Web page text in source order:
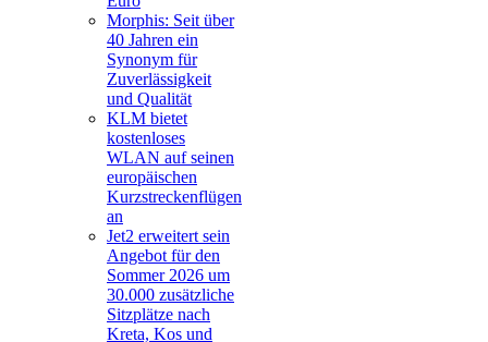
Morphis: Seit über
40 Jahren ein
Synonym für
Zuverlässigkeit
und Qualität
KLM bietet
kostenloses
WLAN auf seinen
europäischen
Kurzstreckenflügen
an
Jet2 erweitert sein
Angebot für den
Sommer 2026 um
30.000 zusätzliche
Sitzplätze nach
Kreta, Kos und